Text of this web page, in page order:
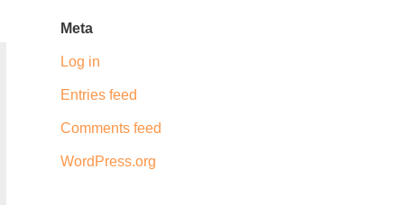
Meta
Log in
Entries feed
Comments feed
WordPress.org